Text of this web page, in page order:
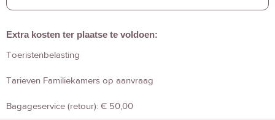
Extra kosten ter plaatse te voldoen:
Toeristenbelasting
Tarieven Familiekamers op aanvraag
Bagageservice (retour): € 50,00